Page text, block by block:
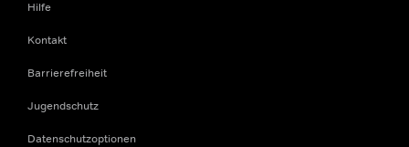
Hilfe
Kontakt
Barrierefreiheit
Jugendschutz
Datenschutzoptionen